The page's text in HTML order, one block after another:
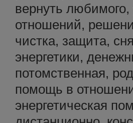
вернуть
отношений,
чистка, защита,
энергетики,
потомственная,
помощь в
энергетическая